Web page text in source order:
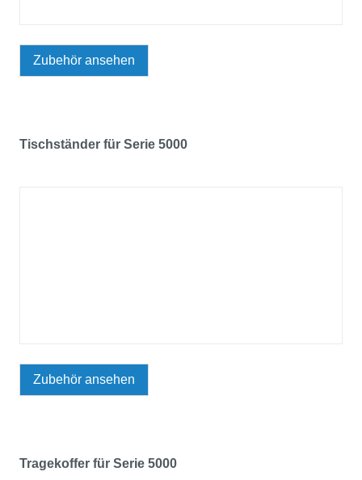
Zubehör ansehen
Tischständer für Serie 5000
Zubehör ansehen
Tragekoffer für Serie 5000